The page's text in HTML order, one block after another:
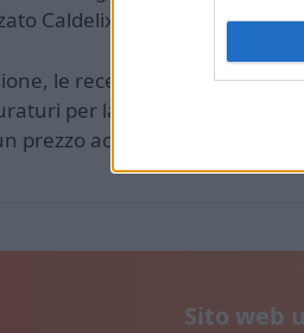
Caldelixir per un certo
le recensioni di
per la salute e la
prezzo accessibile, Caldelixir
Sito web